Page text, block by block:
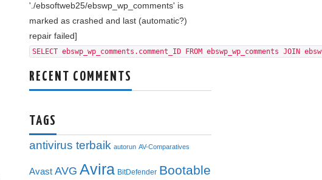
'./ebsoftweb25/ebswp_wp_comments' is
marked as crashed and last (automatic?)
repair failed]
SELECT ebswp_wp_comments.comment_ID FROM ebswp_wp_comments
RECENT COMMENTS
TAGS
antivirus terbaik autorun AV-Comparatives
Avast AVG Avira BitDefender Bootable